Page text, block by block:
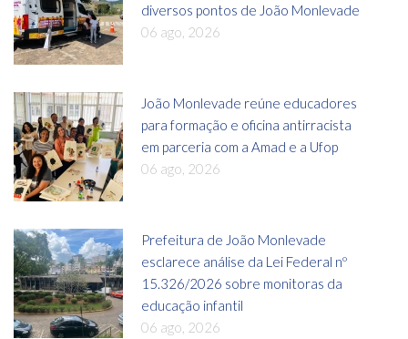
diversos pontos de João Monlevade
06 ago, 2026
João Monlevade reúne educadores
para formação e oficina antirracista
em parceria com a Amad e a Ufop
06 ago, 2026
Prefeitura de João Monlevade
esclarece análise da Lei Federal nº
15.326/2026 sobre monitoras da
educação infantil
06 ago, 2026